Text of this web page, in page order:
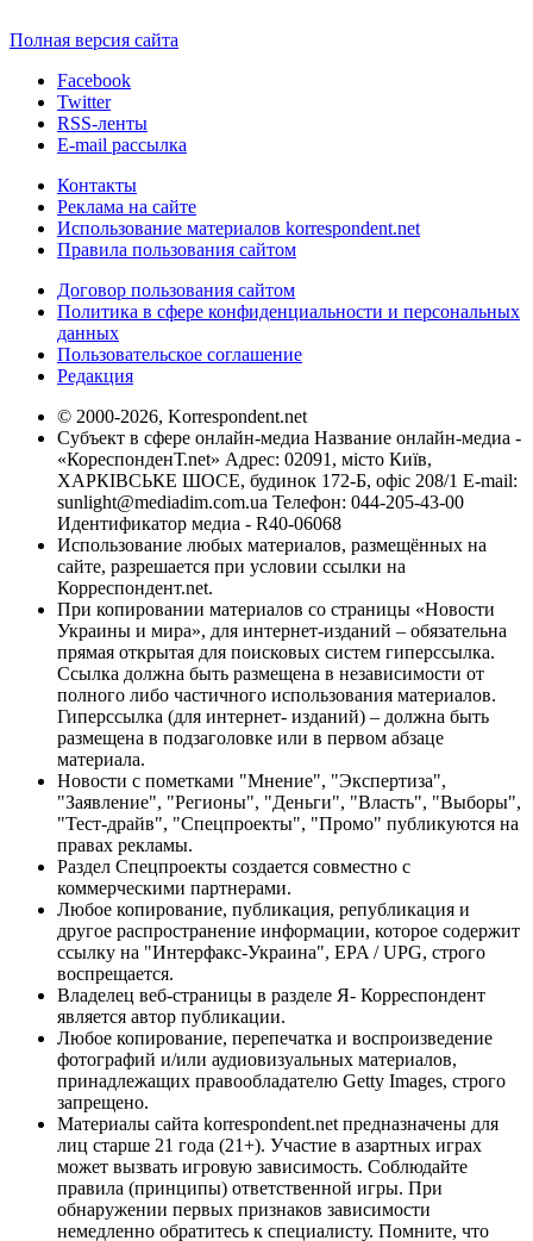
Полная версия сайта
Facebook
Twitter
RSS-ленты
E-mail рассылка
Контакты
Реклама на сайте
Использование материалов korrespondent.net
Правила пользования сайтом
Договор пользования сайтом
Политика в сфере конфиденциальности и персональных
данных
Пользовательское соглашение
Редакция
© 2000-2026, Korrespondent.net
Субъект в сфере онлайн-медиа Название онлайн-медиа -
«КореспонденТ.net» Адрес: 02091, місто Київ,
ХАРКІВСЬКЕ ШОСЕ, будинок 172-Б, офіс 208/1 E-mail:
sunlight@mediadim.com.ua Телефон: 044-205-43-00
Идентификатор медиа - R40-06068
Использование любых материалов, размещённых на
сайте, разрешается при условии ссылки на
Корреспондент.net.
При копировании материалов со страницы «Новости
Украины и мира», для интернет-изданий – обязательна
прямая открытая для поисковых систем гиперссылка.
Ссылка должна быть размещена в независимости от
полного либо частичного использования материалов.
Гиперссылка (для интернет- изданий) – должна быть
размещена в подзаголовке или в первом абзаце
материала.
Новости с пометками "Мнение", "Экспертиза",
"Заявление", "Регионы", "Деньги", "Власть", "Выборы",
"Тест-драйв", "Спецпроекты", "Промо" публикуются на
правах рекламы.
Раздел Спецпроекты создается совместно с
коммерческими партнерами.
Любое копирование, публикация, републикация и
другое распространение информации, которое содержит
ссылку на "Интерфакс-Украина", EPA / UPG, строго
воспрещается.
Владелец веб-страницы в разделе Я- Корреспондент
является автор публикации.
Любое копирование, перепечатка и воспроизведение
фотографий и/или аудиовизуальных материалов,
принадлежащих правообладателю Getty Images, строго
запрещено.
Материалы сайта korrespondent.net предназначены для
лиц старше 21 года (21+). Участие в азартных играх
может вызвать игровую зависимость. Соблюдайте
правила (принципы) ответственной игры. При
обнаружении первых признаков зависимости
немедленно обратитесь к специалисту. Помните, что